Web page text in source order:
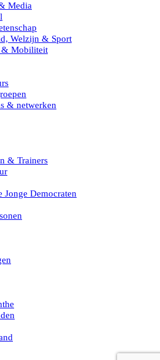
Media
Welzijn & Sport
& Mobiliteit
& netwerken
& Trainers
Jonge Democraten